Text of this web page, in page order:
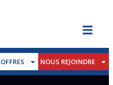
NOUS REJOINDRE